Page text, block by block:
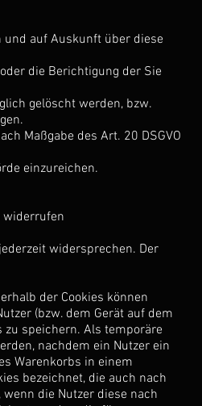
und auf Auskunft über diese
die Berichtigung der Sie
gelöscht werden, bzw.
Maßgabe des Art. 20 DSGVO
einzureichen.
widerrufen
widersprechen. Der
der Cookies können
(bzw. dem Gerät auf dem
zu speichern. Als temporäre
nachdem ein Nutzer ein
Warenkorbs in einem
bezeichnet, die auch nach
die Nutzer diese nach